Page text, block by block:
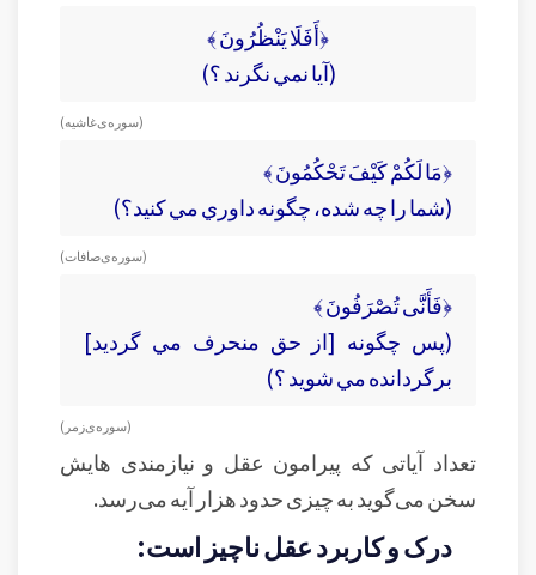
﴿أَفَلَا يَنْظُرُونَ ﴾
(آيا نمي نگرند ؟)
( سوره‌ی غاشيه )
﴿مَا لَكُمْ كَيْفَ تَحْكُمُونَ ﴾
(شما را چه شده، چگونه داوري مي كنيد؟)
( سوره‌ی صافات )
﴿فَأَنَّى تُصْرَفُونَ ﴾
(پس چگونه [از حق منحرف مي گرديد]
برگردانده مي شويد ؟)
( سوره‌ی زمر )
تعداد آیاتی که پیرامون عقل و نیازمندی هایش
سخن می‌گوید به چیزی حدود هزار آیه می‌رسد.
درک و کاربرد عقل ناچیز است: